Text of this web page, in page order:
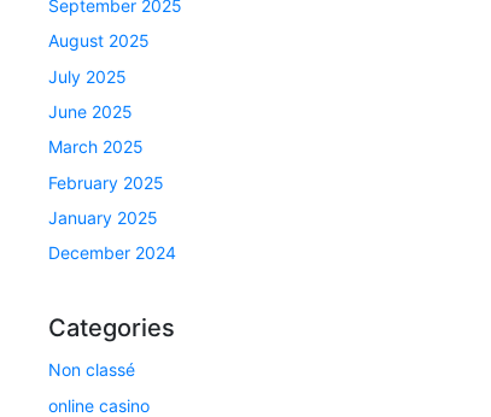
September 2025
August 2025
July 2025
June 2025
March 2025
February 2025
January 2025
December 2024
Categories
Non classé
online casino